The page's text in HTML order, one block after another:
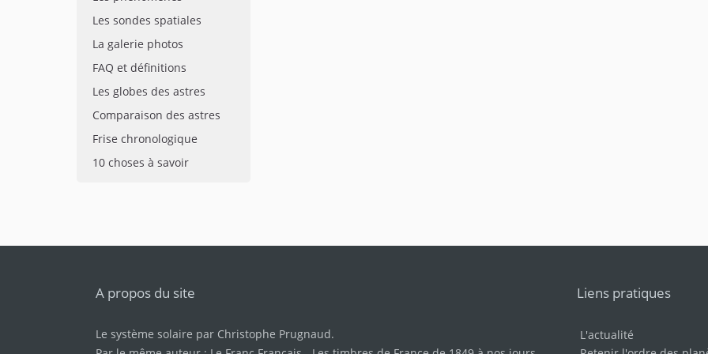
Les sondes spatiales
La galerie photos
FAQ et définitions
Les globes des astres
Comparaison des astres
Frise chronologique
10 choses à savoir
A propos du site
Le système solaire par Christophe Prugnaud.
Liens pratiques
L'actualité